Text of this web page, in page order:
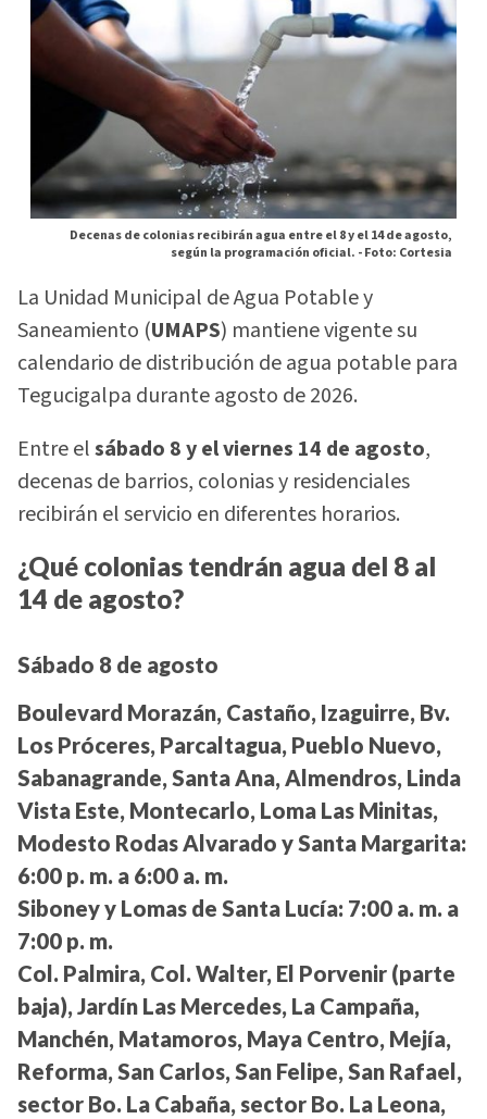
Decenas de colonias recibirán agua entre el 8 y el 14 de agosto,
según la programación oficial. -Foto: Cortesia
La Unidad Municipal de Agua Potable y
Saneamiento (UMAPS) mantiene vigente su
calendario de distribución de agua potable para
Tegucigalpa durante agosto de 2026.
Entre elsábado 8 y el viernes 14 de agosto,
decenas de barrios, colonias y residenciales
recibirán el servicio en diferentes horarios.
¿Qué colonias tendrán agua del 8 al
14 de agosto?
Sábado 8 de agosto
Boulevard Morazán, Castaño, Izaguirre, Bv.
Los Próceres, Parcaltagua, Pueblo Nuevo,
Sabanagrande, Santa Ana, Almendros, Linda
Vista Este, Montecarlo, Loma Las Minitas,
Modesto Rodas Alvarado y Santa Margarita:
6:00 p. m. a 6:00 a. m.
Siboney y Lomas de Santa Lucía: 7:00 a. m. a
7:00 p. m.
Col. Palmira, Col. Walter, El Porvenir (parte
baja), Jardín Las Mercedes, La Campaña,
Manchén, Matamoros, Maya Centro, Mejía,
Reforma, San Carlos, San Felipe, San Rafael,
sector Bo. La Cabaña, sector Bo. La Leona,